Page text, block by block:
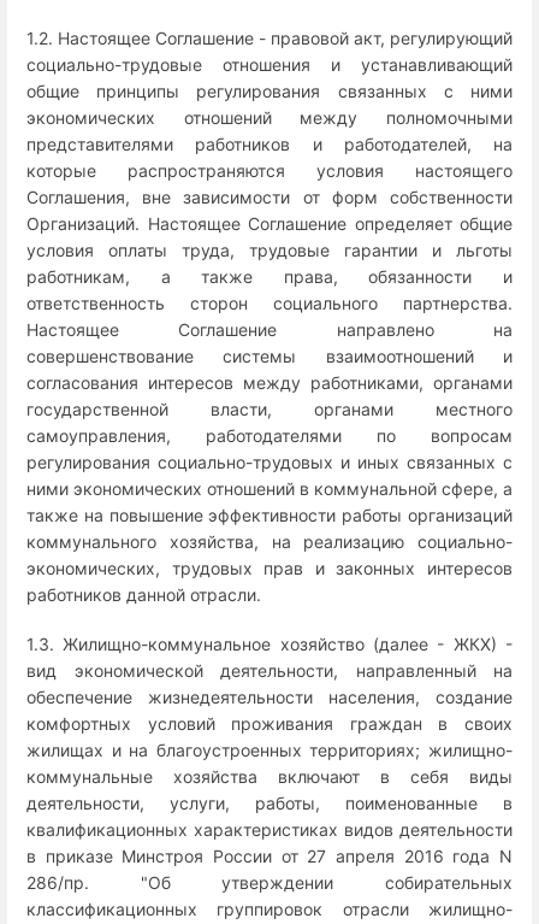
1.2. Настоящее Соглашение - правовой акт, регулирующий
социально-трудовые отношения и устанавливающий
общие принципы регулирования связанных с ними
экономических отношений между полномочными
представителями работников и работодателей, на
которые распространяются условия настоящего
Соглашения, вне зависимости от форм собственности
Организаций. Настоящее Соглашение определяет общие
условия оплаты труда, трудовые гарантии и льготы
работникам, а также права, обязанности и
ответственность сторон социального партнерства.
Настоящее Соглашение направлено на
совершенствование системы взаимоотношений и
согласования интересов между работниками, органами
государственной власти, органами местного
самоуправления, работодателями по вопросам
регулирования социально-трудовых и иных связанных с
ними экономических отношений в коммунальной сфере, а
также на повышение эффективности работы организаций
коммунального хозяйства, на реализацию социально-
экономических, трудовых прав и законных интересов
работников данной отрасли.
1.3. Жилищно-коммунальное хозяйство (далее - ЖКХ) -
вид экономической деятельности, направленный на
обеспечение жизнедеятельности населения, создание
комфортных условий проживания граждан в своих
жилищах и на благоустроенных территориях; жилищно-
коммунальные хозяйства включают в себя виды
деятельности, услуги, работы, поименованные в
квалификационных характеристиках видов деятельности
в приказе Минстроя России от 27 апреля 2016 года N
286/пр. "Об утверждении собирательных
классификационных группировок отрасли жилищно-